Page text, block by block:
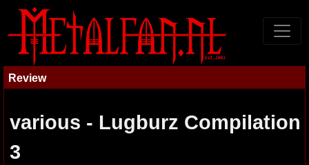
Review
various - Lugburz Compilation
3